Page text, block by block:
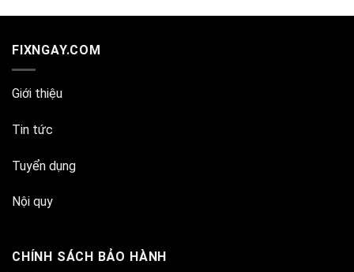
FIXNGAY.COM
Giới thiệu
Tin tức
Tuyển dụng
Nội quy
CHÍNH SÁCH BẢO HÀNH